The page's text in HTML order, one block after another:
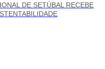
DE SETÚBAL RECEBE